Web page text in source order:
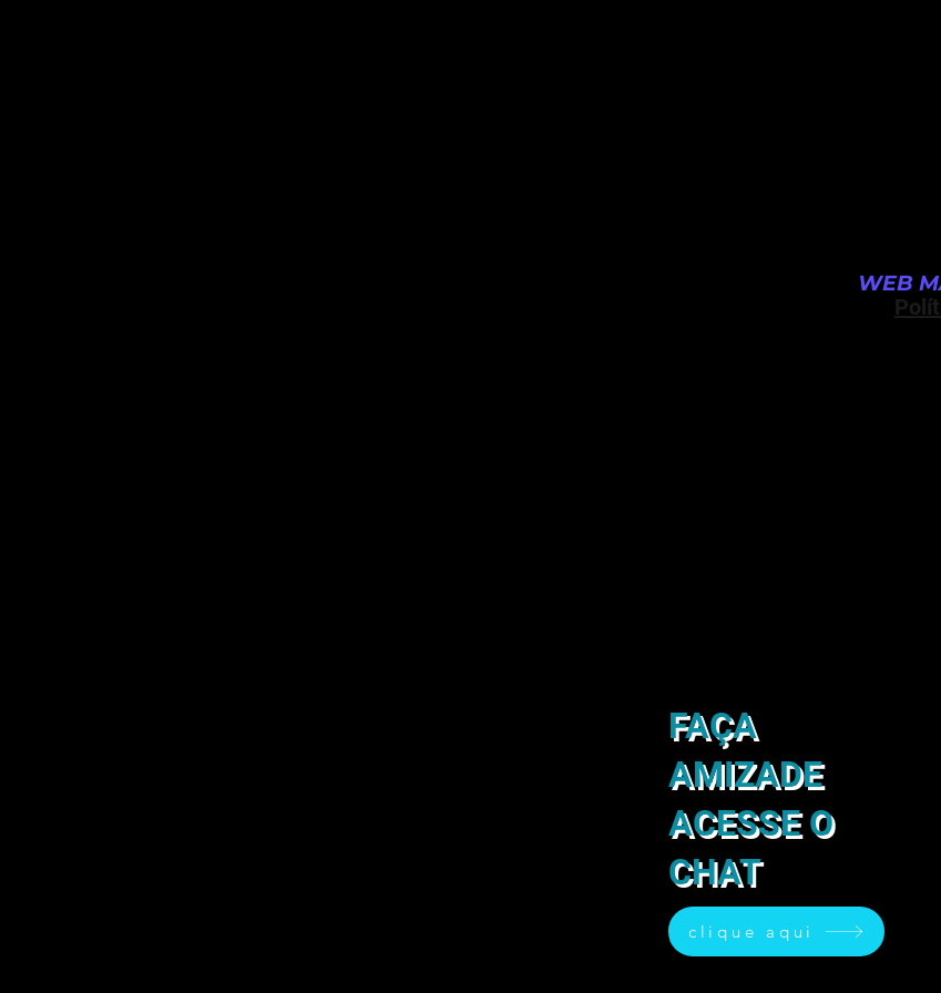
WEB
FAÇA
AMIZADE
ACESSE O
CHAT
clique aqui